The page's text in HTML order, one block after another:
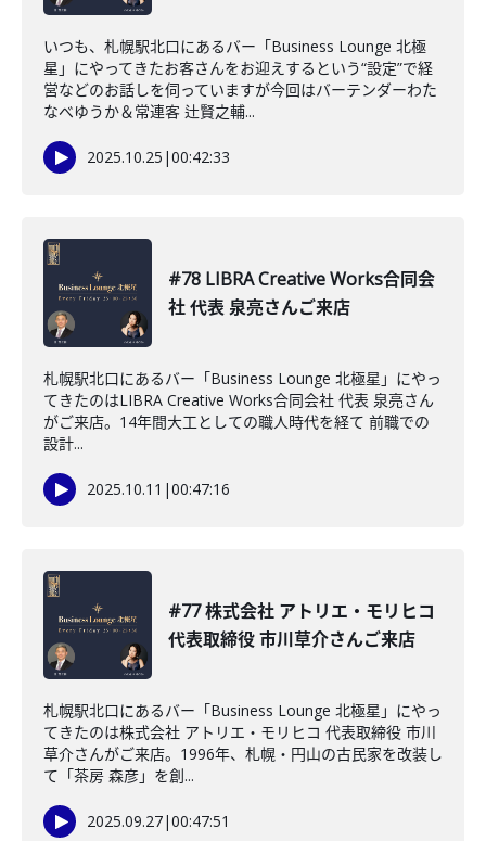
いつも、札幌駅北口にあるバー「Business Lounge 北極
星」にやってきたお客さんをお迎えするという“設定”で経
営などのお話しを伺っていますが今回はバーテンダーわた
なべゆうか＆常連客 辻賢之輔...
2025.10.25 |00:42:33
#78 LIBRA Creative Works合同会
社 代表 泉亮さんご来店
札幌駅北口にあるバー「Business Lounge 北極星」にやっ
てきたのはLIBRA Creative Works合同会社 代表 泉亮さん
がご来店。14年間大工としての職人時代を経て 前職での
設計...
2025.10.11 |00:47:16
#77 株式会社 アトリエ・モリヒコ
代表取締役 市川草介さんご来店
札幌駅北口にあるバー「Business Lounge 北極星」にやっ
てきたのは株式会社 アトリエ・モリヒコ 代表取締役 市川
草介さんがご来店。1996年、札幌・円山の古民家を改装し
て「茶房 森彦」を創...
2025.09.27|00:47:51